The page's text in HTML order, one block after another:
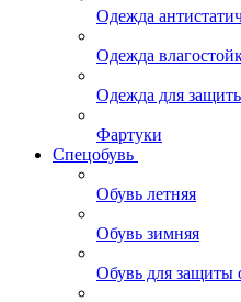
Одежда
Одежда
Одежда для
Фартуки
Спецобувь
Обувь летняя
Обувь зимняя
Обувь для защиты